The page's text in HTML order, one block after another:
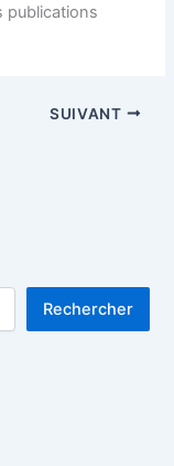
publications
SUIVANT
Rechercher